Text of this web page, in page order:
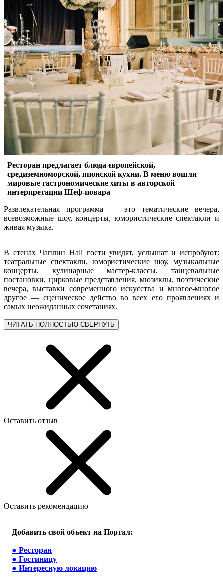
Ресторан предлагает блюда европейской,
средиземноморской, японской кухни. В меню вошли
мировые гастрономические хиты в авторской
интерпретации Шеф-повара.
Развлекательная программа — это тематические вечера,
всевозможные шоу, концерты, юмористические спектакли и
живая музыка.
В стенах Чаплин Hall гости увидят, услышат и испробуют:
театральные спектакли, юмористические шоу, музыкальные
концерты, кулинарные мастер-классы, танцевальные
постановки, цирковые представления, мюзиклы, поэтические
вечера, выставки современного искусства и многое-многое
другое — сценическое действо во всех его проявлениях и
самых неожиданных сочетаниях.
ЧИТАТЬ ПОЛНОСТЬЮ СВЕРНУТЬ
Оставить отзыв
Оставить рекомендацию
Добавить свой объект на Портал:
● Ресторан
● Гостиницу
● Интересную локацию